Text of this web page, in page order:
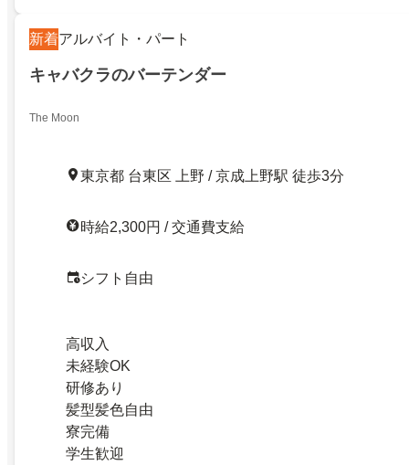
新着アルバイト・パート
キャバクラのバーテンダー
The Moon
東京都 台東区 上野 / 京成上野駅 徒歩3分
時給2,300円 / 交通費支給
シフト自由
高収入
未経験OK
研修あり
髪型髪色自由
寮完備
学生歓迎